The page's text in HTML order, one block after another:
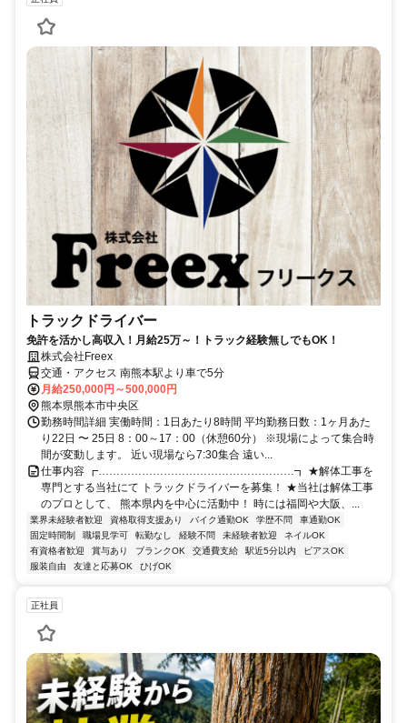
トラックドライバー
免許を活かし高収入！月給25万～！トラック経験無しでもOK！
株式会社Freex
交通・アクセス 南熊本駅より車で5分
月給250,000円～500,000円
熊本県熊本市中央区
勤務時間詳細 実働時間：1日あたり8時間 平均勤務日数：1ヶ月あた
り22日 〜 25日 8：00～17：00（休憩60分） ※現場によって集合時
間が変動します。 近い現場なら7:30集合 遠い...
仕事内容 ┏………………………………………………┓ ★解体工事を
専門とする当社にて トラックドライバーを募集！ ★当社は解体工事
のプロとして、 熊本県内を中心に活動中！ 時には福岡や大阪、...
業界未経験者歓迎 資格取得支援あり バイク通勤OK 学歴不問
車通勤OK
固定時間制
職場見学可 転勤なし 経験不問 未経験者歓迎
ネイルOK
有資格者歓迎
賞与あり ブランクOK 交通費支給 駅近5分以内
ピアスOK
服装自由
友達と応募OK ひげOK
正社員